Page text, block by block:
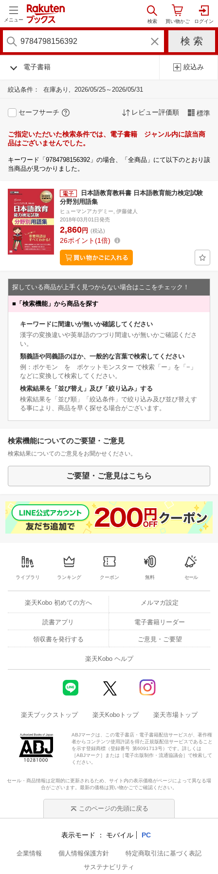
メニュー
電子書籍 絞込み
絞込条件： 在庫あり 2026/05/25～2026/05/31
セーフサーチ レビュー評価順 標準
ご指定いただいた検索条件では、電子書籍 ジャンル内に該当商
品はございませんでした。
キーワード「9784798156392」の場合、「全商品」にて以下のとおり該
当商品が見つかりました。
日本語教育教科書 日本語教育能力検定試験
分野別用語集
ヒューマンアカデミー, 伊藤健人
2018年03月01日発売
2,860円 (税込)
26ポイント 1倍
探している商品が上手く見つからない場合はここをチェック！
■ 「検索機能」から商品を探す
キーワードに間違いが無いか確認してください
漢字の変換違いや英単語のつづり間違いが無いかご確認くださ
い。
類義語や同義語のほか、一般的な言葉で検索してください
例：ポケモン を ポケットモンスター で検索「ー」を「−」
などに変換して検索してください。
検索結果を「並び替え」及び「絞り込み」する
検索結果を「並び順」「絞込条件」で絞り込み及び並び替えす
る事により、商品を早く探せる場合がございます。
検索機能についてのご要望・ご意見
検索結果についてのご意見をお聞かせください。
ご要望・ご意見はこちら
ライブラリ ランキング クーポン 無料 セール
楽天Kobo 初めての方へ メルマガ設定
読書アプリ 電子書籍リーダー
領収書を発行する ご意見・ご要望
楽天Kobo ヘルプ
楽天ブックストップ 楽天Koboトップ 楽天市場トップ
ABJマークは、この電子書店・電子書籍配信サービスが、著作権
者からコンテンツ使用許諾を得た正規版配信サービスであること
を示す登録商標（登録番号 第6091713号）です。詳しくは
［ABJマーク］または［電子出版制作・流通協議会］で検索して
ください。
セール・商品情報は定期的に更新されるため、サイト内の表示価格がページによって異なる場
合がございます。最新の価格は買い物かごでご確認ください。
このページの先頭に戻る
表示モード モバイル PC
企業情報 個人情報保護方針
特定商取引法に基づく表記
サステナビリティ